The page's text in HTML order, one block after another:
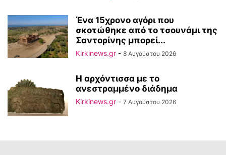
Ένα 15χρονο αγόρι που
σκοτώθηκε από το τσουνάμι της
Σαντορίνης μπορεί...
Kirkinews.gr - 8 Αυγούστου 2026
Η αρχόντισσα με το
ανεστραμμένο διάδημα
Kirkinews.gr - 7 Αυγούστου 2026